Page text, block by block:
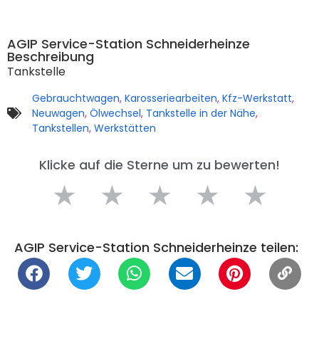
AGIP Service-Station Schneiderheinze
Beschreibung
Tankstelle
Gebrauchtwagen, Karosseriearbeiten, Kfz-Werkstatt,
Neuwagen, Ölwechsel, Tankstelle in der Nähe,
Tankstellen, Werkstätten
Klicke auf die Sterne um zu bewerten!
★ ★ ★ ★ ★
AGIP Service-Station Schneiderheinze teilen: